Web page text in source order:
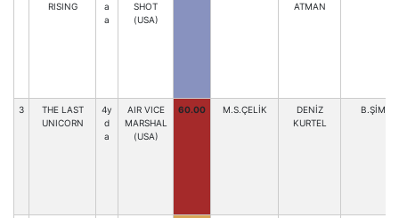
RISING
a
a
SHOT
(USA)
ATMAN
3
THE LAST
UNICORN
4y
d
a
AIR VICE
MARSHAL
(USA)
60.00 M.S.ÇELİK
DENİZ
KURTEL